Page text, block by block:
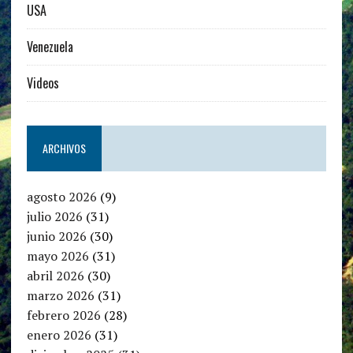
USA
Venezuela
Videos
ARCHIVOS
agosto 2026 (9)
julio 2026 (31)
junio 2026 (30)
mayo 2026 (31)
abril 2026 (30)
marzo 2026 (31)
febrero 2026 (28)
enero 2026 (31)